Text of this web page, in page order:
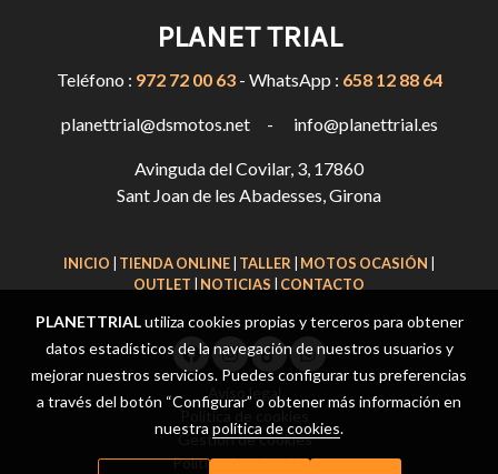
PLANET TRIAL
Teléfono : 972 72 00 63- WhatsApp : 658 12 88 64
planettrial@dsmotos.net - info@planettrial.es
Avinguda del Covilar, 3, 17860
Sant Joan de les Abadesses, Girona
INICIO TIENDA ONLINE TALLER MOTOS OCASIÓN
OUTLET
NOTICIAS CONTACTO
Aviso legal
Política de cookies
Gestión de cookies
Política de privacidad
PLANETTRIALutiliza cookies propias y terceros para obtener
datos estadísticos de la navegación de nuestros usuarios y
mejorar nuestros servicios. Puedes configurar tus preferencias
a través del botón “Configurar” o obtener más información en
nuestra política de cookies.